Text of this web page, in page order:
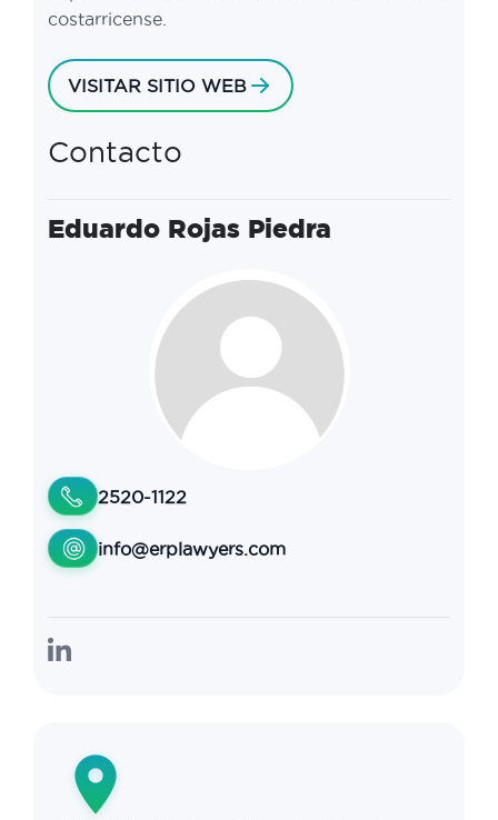
costarricense.
VISITAR SITIO WEB
Contacto
Eduardo Rojas Piedra
2520-1122
info@erplawyers.com